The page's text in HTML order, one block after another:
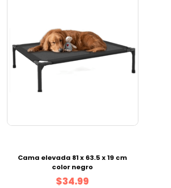
Cama elevada 81 x 63.5 x 19 cm
color negro
$34.99